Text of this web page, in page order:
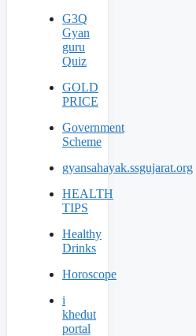
G3Q
Gyan
guru
Quiz
GOLD
PRICE
Government
Scheme
gyansahayak.ssgujarat.org
HEALTH
TIPS
Healthy
Drinks
Horoscope
i
khedut
portal